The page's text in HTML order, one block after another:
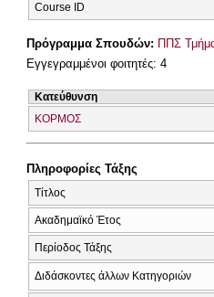
Course ID
Πρόγραμμα Σπουδών: ΠΠΣ
Εγγεγραμμένοι φοιτητές: 4
Κατεύθυνση
ΚΟΡΜΟΣ
Πληροφορίες Τάξης
Τίτλος
Ακαδημαϊκό Έτος
Περίοδος Τάξης
Διδάσκοντες άλλων Κατηγοριών